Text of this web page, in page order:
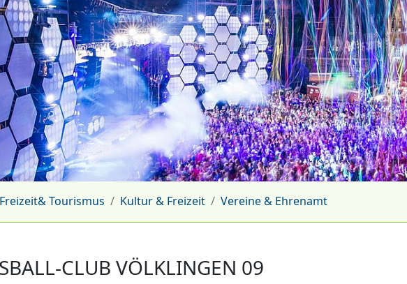
Tourismus Kultur & Freizeit Vereine & Ehrenamt
CLUB VÖLKLINGEN 09